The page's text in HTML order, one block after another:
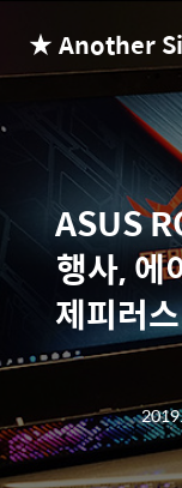
★ Another
ASUS
행사, 에
제피러